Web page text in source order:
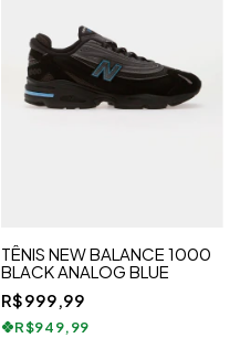
TÊNIS NEW BALANCE 1000
BLACK ANALOG BLUE
R$999,99
R$949,99